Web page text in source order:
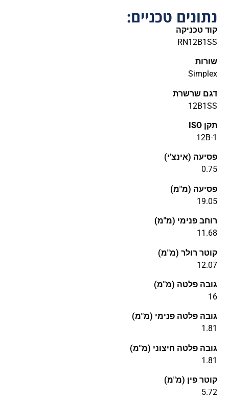
נתונים טכניים:
קוד טכניקה
RN12B1SS
שורות
Simplex
דגם שרשרת
12B1SS
תקן ISO
12B-1
פסיעה (אינצ'י)
0.75
פסיעה (מ"מ)
19.05
רוחב פנימי (מ"מ)
11.68
קוטר רולר (מ"מ)
12.07
גובה פלטה (מ"מ)
16
גובה פלטה פנימי (מ"מ)
1.81
גובה פלטה חיצוני (מ"מ)
1.81
קוטר פין (מ"מ)
5.72